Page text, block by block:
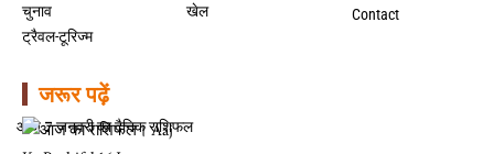
चुनाव
ट्रैवल-टूरिज्म
खेल
Contact
जरूर पढ़ें
आज 7 जनवरी का दैनिक राशिफल